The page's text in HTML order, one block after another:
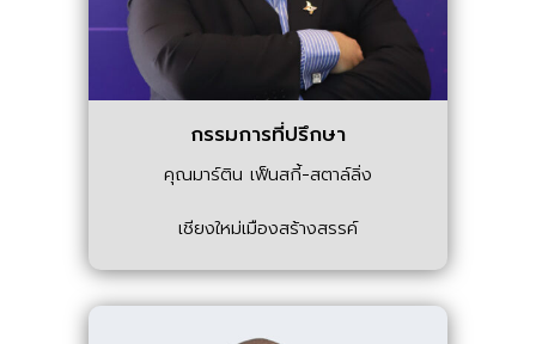
กรรมการที่ปรึกษา
คุณมาร์ติน เฟ็นสกี้-สตาล์ลิ่ง
เชียงใหม่เมืองสร้างสรรค์